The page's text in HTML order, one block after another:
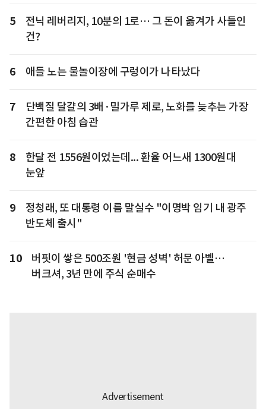
5
전닉 레버리지, 10분의 1로… 그 돈이 옮겨가 사들인
건?
6 애들 노는 물놀이장에 구렁이가 나타났다
7
단백질 달걀의 3배·밀가루 제로, 노화를 늦추는 가장
간편한 아침 습관
8
한달 전 1556원이었는데... 환율 어느새 1300원대
눈앞
9
정청래, 또 대통령 이름 말실수 "이명박 임기 내 광주
반도체 출시"
10
버핏이 쌓은 500조원 '현금 성벽' 허문 아벨…
버크셔, 3년 만에 주식 순매수